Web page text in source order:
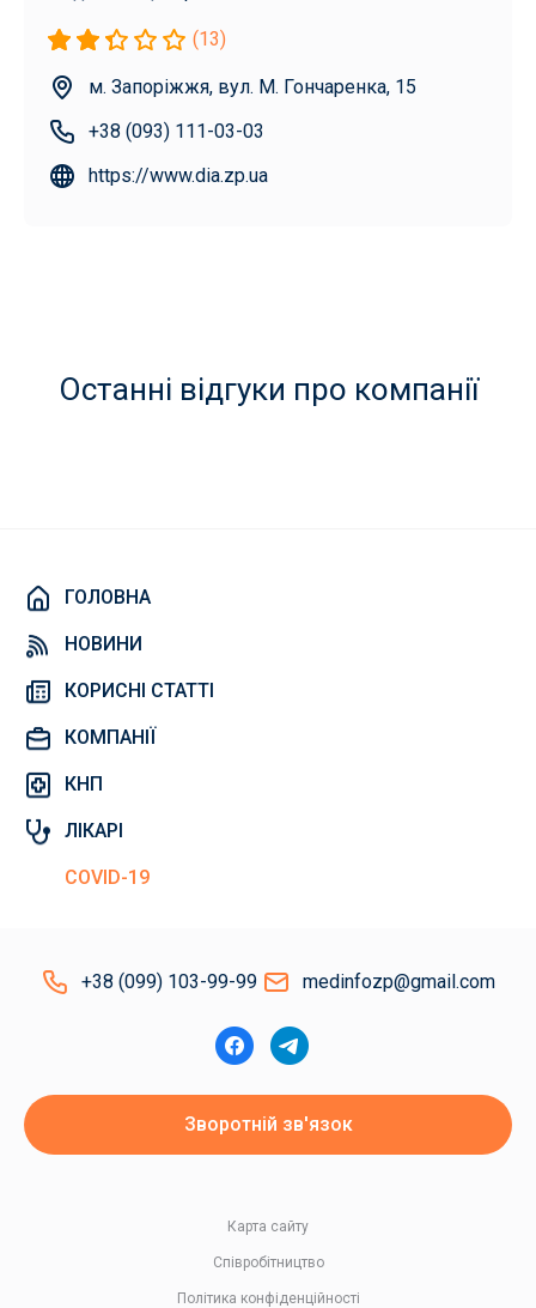
(13)
м. Запоріжжя, вул. М. Гончаренка, 15
+38 (093) 111-03-03
https://www.dia.zp.ua
Останні відгуки про компанії
ГОЛОВНА
НОВИНИ
КОРИСНІ СТАТТІ
КОМПАНІЇ
КНП
ЛІКАРІ
COVID-19
+38 (099) 103-99-99 medinfozp@gmail.com
Зворотній зв'язок
Політика конфіденційності
Співробітництво
Карта сайту